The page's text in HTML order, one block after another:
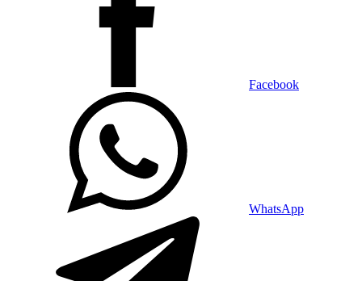
Facebook
WhatsApp